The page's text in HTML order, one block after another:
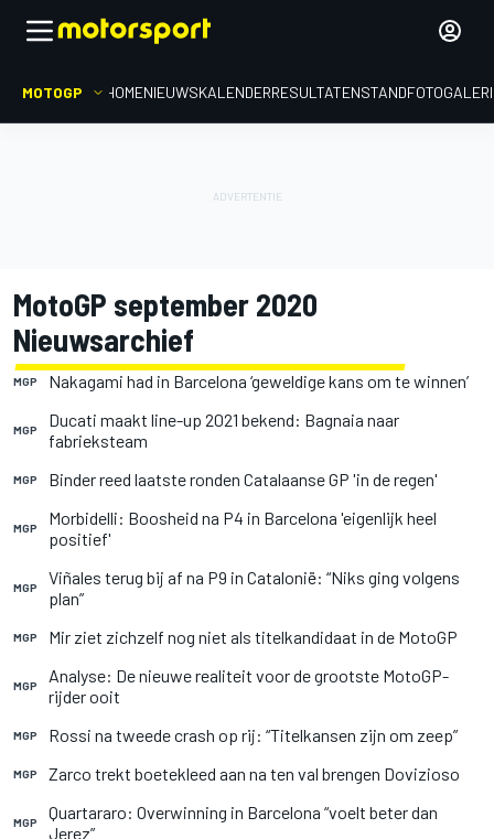
MOTOGP HOMENIEUWSKALENDERRESULTATENSTAND
MotoGP september 2020
Nieuwsarchief
MGP Nakagami had in Barcelona ‘geweldige kans om te winnen’
MGP
Ducati maakt line-up 2021 bekend: Bagnaia naar
fabrieksteam
MGP Binder reed laatste ronden Catalaanse GP 'in de regen'
MGP
Morbidelli: Boosheid na P4 in Barcelona 'eigenlijk heel
positief'
MGP
Viñales terug bij af na P9 in Catalonië: “Niks ging volgens
plan”
MGP Mir ziet zichzelf nog niet als titelkandidaat in de MotoGP
MGP
Analyse: De nieuwe realiteit voor de grootste MotoGP-
rijder ooit
MGP Rossi na tweede crash op rij: “Titelkansen zijn om zeep”
MGP Zarco trekt boetekleed aan na ten val brengen Dovizioso
MGP
Quartararo: Overwinning in Barcelona “voelt beter dan
Jerez”